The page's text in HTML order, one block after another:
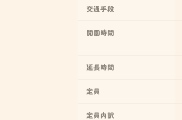
交通手段
開園時間
延長時間
定員
定員内訳